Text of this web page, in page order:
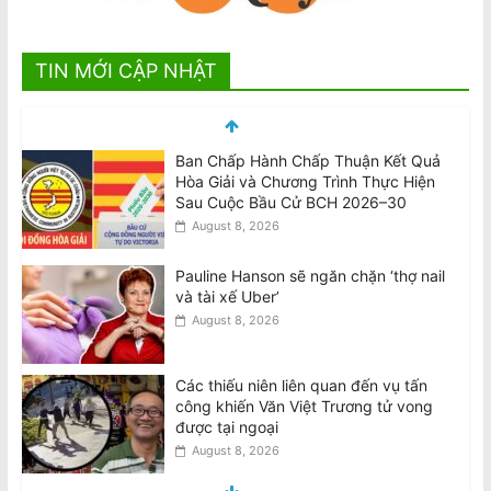
TIN MỚI CẬP NHẬT
Ban Chấp Hành Chấp Thuận Kết Quả
Hòa Giải và Chương Trình Thực Hiện
Sau Cuộc Bầu Cử BCH 2026–30
August 8, 2026
Pauline Hanson sẽ ngăn chặn ‘thợ nail
và tài xế Uber’
August 8, 2026
Các thiếu niên liên quan đến vụ tấn
công khiến Văn Việt Trương tử vong
được tại ngoại
August 8, 2026